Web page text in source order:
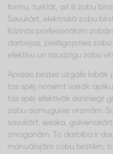
formu, turklāt, arī šī zobu
Savukārt, elektriskā zobu
līdzinās profesionālam
darbojas, pielāgojoties zobu
efektīvu un saudzīgu zobu
Apaļais birstes uzgalis
tas spēj noņemt vairāk
tas spēj efektīvāk aizsniegt
zobu aizmugures virsmām.
savukārt, iesaka,
smaganām. To darbība ir
manuālajām zobu birstēm,